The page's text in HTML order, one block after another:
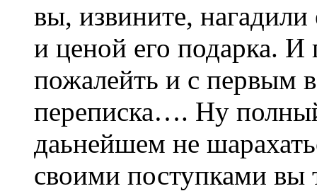
вы, извините,
и ценой его подарка. И
пожалейть и с первым
переписка…. Ну
даьнейшем не
своими поступками вы